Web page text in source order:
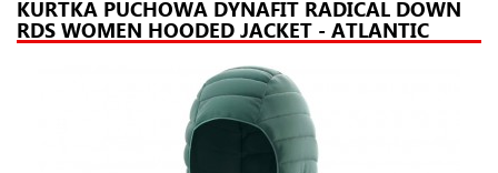
KURTKA PUCHOWA DYNAFIT RADICAL DOWN
RDS WOMEN HOODED JACKET - ATLANTIC